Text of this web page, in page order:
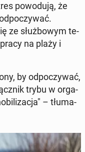
po­wo­du­ją, że
ze służ­bo­wym te­
na plaży i
by od­po­czy­wać,
trybu w or­ga­
– tłu­ma­